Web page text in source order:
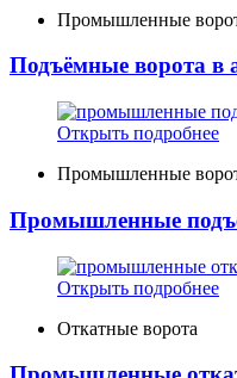
Промышленные
Подъёмные ворота в
Открыть подробнее
Промышленные
Промышленные
Открыть подробнее
Откатные ворота